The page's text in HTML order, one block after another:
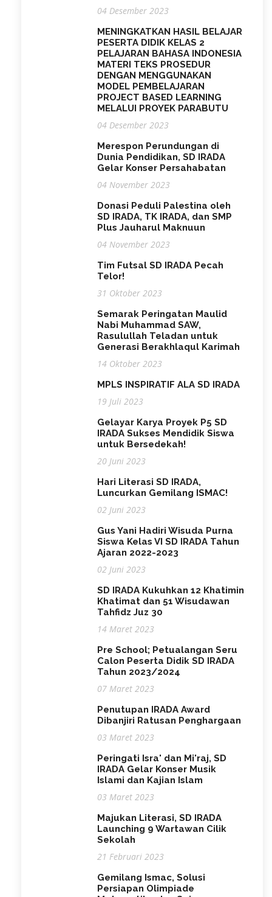
04 Desember 2023
MENINGKATKAN HASIL BELAJAR
PESERTA DIDIK KELAS 2
PELAJARAN BAHASA INDONESIA
MATERI TEKS PROSEDUR
DENGAN MENGGUNAKAN
MODEL PEMBELAJARAN
PROJECT BASED LEARNING
MELALUI PROYEK PARABUTU
04 Desember 2023
Merespon Perundungan di
Dunia Pendidikan, SD IRADA
Gelar Konser Persahabatan
04 November 2023
Donasi Peduli Palestina oleh
SD IRADA, TK IRADA, dan SMP
Plus Jauharul Maknuun
04 November 2023
Tim Futsal SD IRADA Pecah
Telor!
31 Oktober 2023
Semarak Peringatan Maulid
Nabi Muhammad SAW,
Rasulullah Teladan untuk
Generasi Berakhlaqul Karimah
14 Oktober 2023
MPLS INSPIRATIF ALA SD IRADA
19 Juli 2023
Gelayar Karya Proyek P5 SD
IRADA Sukses Mendidik Siswa
untuk Bersedekah!
20 Juni 2023
Hari Literasi SD IRADA,
Luncurkan Gemilang ISMAC!
02 Juni 2023
Gus Yani Hadiri Wisuda Purna
Siswa Kelas VI SD IRADA Tahun
Ajaran 2022-2023
02 Juni 2023
SD IRADA Kukuhkan 12 Khatimin
Khatimat dan 51 Wisudawan
Tahfidz Juz 30
14 Maret 2023
Pre School; Petualangan Seru
Calon Peserta Didik SD IRADA
Tahun 2023/2024
07 Maret 2023
Penutupan IRADA Award
Dibanjiri Ratusan Penghargaan
03 Maret 2023
Peringati Isra' dan Mi'raj, SD
IRADA Gelar Konser Musik
Islami dan Kajian Islam
03 Maret 2023
Majukan Literasi, SD IRADA
Launching 9 Wartawan Cilik
Sekolah
21 Februari 2023
Gemilang Ismac, Solusi
Persiapan Olimpiade